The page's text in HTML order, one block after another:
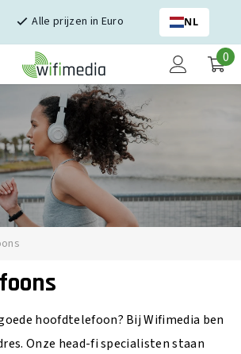
Alle prijzen in Euro NL
0
0
hoofdtelefoon? Bij Wifimedia ben
Onze head-fi specialisten staan